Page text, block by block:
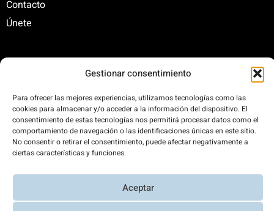
Gestionar consentimiento
Para ofrecer las mejores experiencias, utilizamos tecnologías como las
cookies para almacenar y/o acceder a la información del dispositivo. El
consentimiento de estas tecnologías nos permitirá procesar datos como el
comportamiento de navegación o las identificaciones únicas en este sitio.
No consentir o retirar el consentimiento, puede afectar negativamente a
ciertas características y funciones.
Aceptar
Contacto
Únete
C/ Santa Engracia, 108. 5º Interior. Izda. 28003
fundacion@fundacionrenovables.org
comunicacion@fundacionrenovables.org
Compensamos la huella de carbono en un